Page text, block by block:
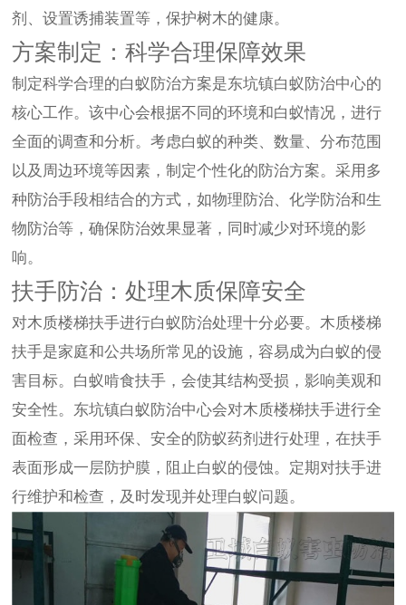
剂、设置诱捕装置等，保护树木的健康。
方案制定：科学合理保障效果
制定科学合理的白蚁防治方案是东坑镇白蚁防治中心的
核心工作。该中心会根据不同的环境和白蚁情况，进行
全面的调查和分析。考虑白蚁的种类、数量、分布范围
以及周边环境等因素，制定个性化的防治方案。采用多
种防治手段相结合的方式，如物理防治、化学防治和生
物防治等，确保防治效果显著，同时减少对环境的影
响。
扶手防治：处理木质保障安全
对木质楼梯扶手进行白蚁防治处理十分必要。木质楼梯
扶手是家庭和公共场所常见的设施，容易成为白蚁的侵
害目标。白蚁啃食扶手，会使其结构受损，影响美观和
安全性。东坑镇白蚁防治中心会对木质楼梯扶手进行全
面检查，采用环保、安全的防蚁药剂进行处理，在扶手
表面形成一层防护膜，阻止白蚁的侵蚀。定期对扶手进
行维护和检查，及时发现并处理白蚁问题。